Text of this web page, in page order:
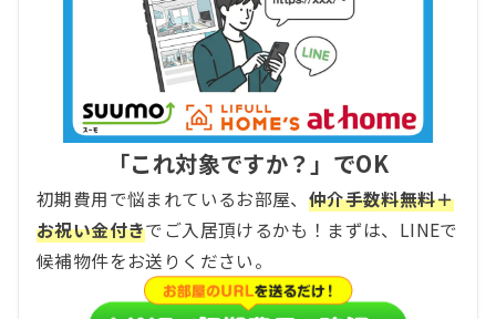
「これ対象ですか？」でOK
初期費用で悩まれているお部屋、 仲介手数料無料＋
お祝い金付きでご入居頂けるかも！まずは、LINEで
候補物件をお送りください。